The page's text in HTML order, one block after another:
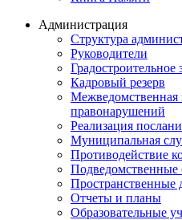
Администрация
Структура
Руководители
Градостроительное
Кадровый резерв
Межведомственная
правонарушений
Реализация
Муниципальная
Противодействие
Подведомственные
Пространственные
Отчеты и планы
Образовательные